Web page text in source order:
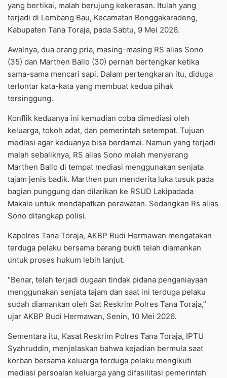
yang bertikai, malah berujung kekerasan. Itulah yang
terjadi di Lembang Bau, Kecamatan Bonggakaradeng,
Kabupaten Tana Toraja, pada Sabtu, 9 Mei 2026.
Awalnya, dua orang pria, masing-masing RS alias Sono
(35) dan Marthen Ballo (30) pernah bertengkar ketika
sama-sama mencari sapi. Dalam pertengkaran itu, diduga
terlontar kata-kata yang membuat kedua pihak
tersinggung.
Konflik keduanya ini kemudian coba dimediasi oleh
keluarga, tokoh adat, dan pemerintah setempat. Tujuan
mediasi agar keduanya bisa berdamai. Namun yang terjadi
malah sebaliknya, RS alias Sono malah menyerang
Marthen Ballo di tempat mediasi menggunakan senjata
tajam jenis badik. Marthen pun menderita luka tusuk pada
bagian punggung dan dilarikan ke RSUD Lakipadada
Makale untuk mendapatkan perawatan. Sedangkan Rs alias
Sono ditangkap polisi.
Kapolres Tana Toraja, AKBP Budi Hermawan mengatakan
terduga pelaku bersama barang bukti telah diamankan
untuk proses hukum lebih lanjut.
“Benar, telah terjadi dugaan tindak pidana penganiayaan
menggunakan senjata tajam dan saat ini terduga pelaku
sudah diamankan oleh Sat Reskrim Polres Tana Toraja,”
ujar AKBP Budi Hermawan, Senin, 10 Mei 2026.
Sementara itu, Kasat Reskrim Polres Tana Toraja, IPTU
Syahruddin, menjelaskan bahwa kejadian bermula saat
korban bersama keluarga terduga pelaku mengikuti
mediasi persoalan keluarga yang difasilitasi pemerintah